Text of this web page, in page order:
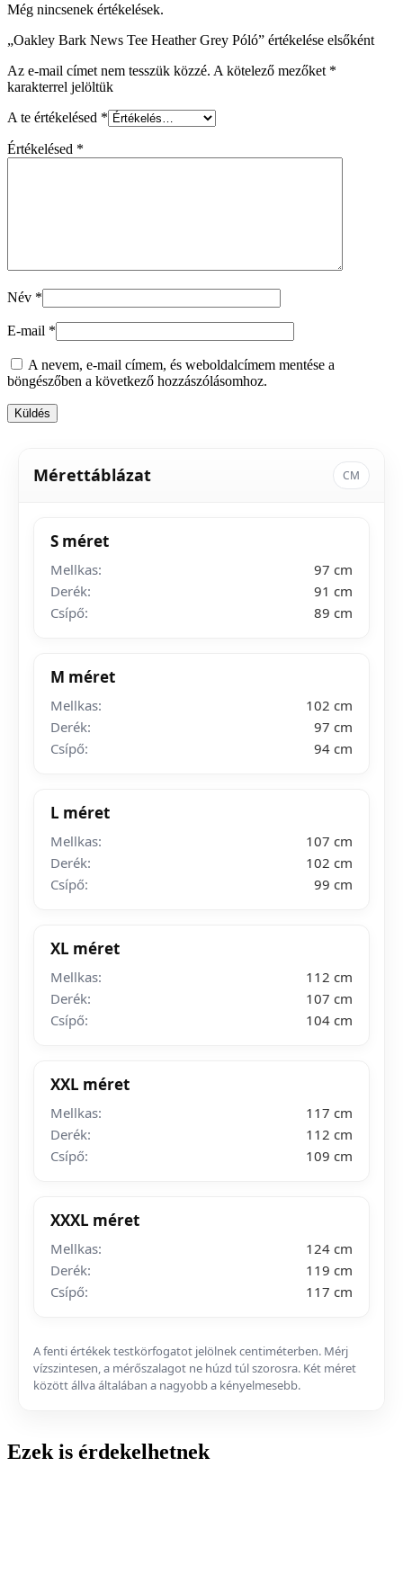
Még nincsenek értékelések.
„Oakley Bark News Tee Heather Grey Póló” értékelése elsőként
Az e-mail címet nem tesszük közzé. A kötelező mezőket *
karakterrel jelöltük
A te értékelésed *
Értékelésed *
Név *
E-mail *
A nevem, e-mail címem, és weboldalcímem mentése a
böngészőben a következő hozzászólásomhoz.
Mérettáblázat CM
S méret
Mellkas:
97 cm
Derék:
91 cm
Csípő:
89 cm
M méret
Mellkas:
102 cm
Derék:
97 cm
Csípő:
94 cm
L méret
Mellkas:
107 cm
Derék:
102 cm
Csípő:
99 cm
XL méret
Mellkas:
112 cm
Derék:
107 cm
Csípő:
104 cm
XXL méret
Mellkas:
117 cm
Derék:
112 cm
Csípő:
109 cm
XXXL méret
Mellkas:
124 cm
Derék:
119 cm
Csípő:
117 cm
A fenti értékek testkörfogatot jelölnek centiméterben. Mérj
vízszintesen, a mérőszalagot ne húzd túl szorosra. Két méret
között állva általában a nagyobb a kényelmesebb.
Ezek is érdekelhetnek